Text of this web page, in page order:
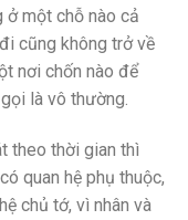
ở một chỗ nào cả
cũng không trở về
nơi chốn nào để
là vô thường.
theo thời gian thì
quan hệ phụ thuộc,
chủ tớ, vì nhân và